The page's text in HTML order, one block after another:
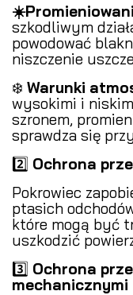
szkodliwym
powodować
niszczenie
❄️ Warunki
wysokimi i
szronem,
sprawdza się
2️⃣ Ochrona
Pokrowiec
ptasich
które mogą być
uszkodzić
3️⃣ Ochrona
mechanicznymi